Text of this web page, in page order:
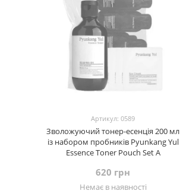
Артикул: 0589
Зволожуючий тонер-есенція 200 мл
із набором пробників Pyunkang Yul
Essence Toner Pouch Set A
620 грн
Немає в наявності